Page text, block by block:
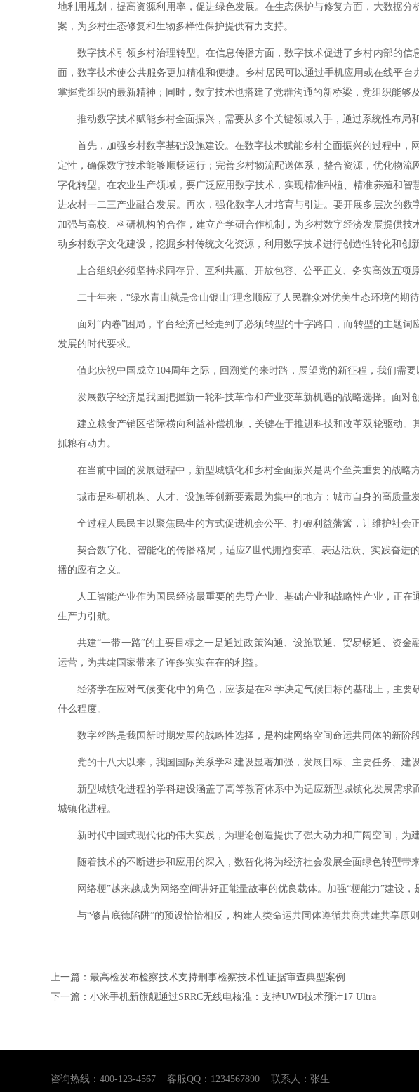
地利用规划，提高资源利用率，促进绿色发展。在生态保护与修复方面，大数据
案，为乡村生态修复和生物多样性保护提供有力支持。
数字技术引领乡村治理转型。在信息传播方面，数字技术促进了乡村内部的信
面，数字技术使公共服务更加精准和便捷。乡村居民可以通过手机应用或在线平
掌握党组织的最新精神；同时，数字技术也搭建了党群沟通的新桥梁，党组织能够
推动数字技术赋能乡村全面振兴，需要从多个关键领域入手，通过系统性布局
首先，加强乡村数字基础设施建设。在数字技术赋能乡村全面振兴的过程中，
定性，确保数字技术能够顺畅运行；完善乡村物流配送体系，整合资源，优化物
字化转型。在农业生产领域，要广泛应用数字技术，实现精准种植、精准养殖和
进农村一二三产业融合发展。再次，强化数字人才培育与引进。要开展多层次的
加强与高校、科研机构的合作，建立产学研合作机制，为乡村数字经济发展提供
动乡村数字文化建设，挖掘乡村传统文化资源，利用数字技术进行创造性转化和创
上合组织必须坚持求同存异、互利共赢、开放包容、公平正义、务实高效五项
二十年来，“绿水青山就是金山银山”理念顺应了人民群众对优美生态环境的期待
面对“内卷”困局，平台经济已经走到了必须转型的十字路口，而转型的主题词
发展的时代要求。
值此庆祝中国成立104周年之际，回溯党的来时路，展望党的新征程，我们需要
发展数字经济是我国把握新一轮科技革命和产业变革新机遇的战略选择。面对
建立粮食产销区省际横向利益补偿机制，关键在于推进科技和改革双轮驱动。
抓粮有动力。
在当前中国的发展进程中，新型城镇化和乡村全面振兴是两个至关重要的战略
城市是科研机构、人才、设施等创新要素最为集中的地方；城市自身的高质量
全过程人民民主以聚焦民生的方式促进机会公平、打破利益藩篱，让维护社会
契合数字化、智能化的传播格局，适应Z世代拥抱变革、表达活跃、实践奋进
播的应有之义。
人工智能产业作为国民经济最重要的先导产业、基础产业和战略性产业，正在
生产力引航。
共建“一带一路”的主要目标之一是通过政策沟通、设施联通、贸易畅通、资金
运营，为共建国家带来了许多实实在在的利益。
经济学在应对气候变化中的角色，应该是在科学决定气候目标的基础上，主要
什么程度。
数字丝路是我国新时期发展的战略性选择，是构建网络空间命运共同体的新阶
党的十八大以来，我国国际关系学科建设显著加强，发展目标、主要任务、建
新型城镇化进程的学科建设涵盖了高等教育体系中为适应新型城镇化发展需求
城镇化进程。
新时代中国式现代化的伟大实践，为理论创造提供了强大动力和广阔空间，为建
随着技术的不断进步和应用的深入，数智化将为经济社会发展全面绿色转型带
网络梗”越来越成为网络空间讲好正能量故事的优良载体。加强“梗能力”建设，
与“修昔底德陷阱”的预设恰恰相反，构建人类命运共同体遵循共商共建共享原
上一篇：最高检发布检察技术支持刑事检察技术性证据审查典型案例
下一篇：小米手机新旗舰通过SRRC无线电核准：支持UWB技术预计17 Ultra
咨询热线：400-123-4567 客服QQ：1234567890 联系人：张生